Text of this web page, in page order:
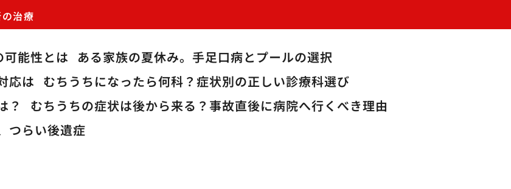
治療
能性とは
ある家族の夏休み。手足口病とプールの選択
応は むちうちになったら何科？症状別の正しい診療科選び
？
むちうちの症状は後から来る？事故直後に病院へ行くべき理由
つらい後遺症